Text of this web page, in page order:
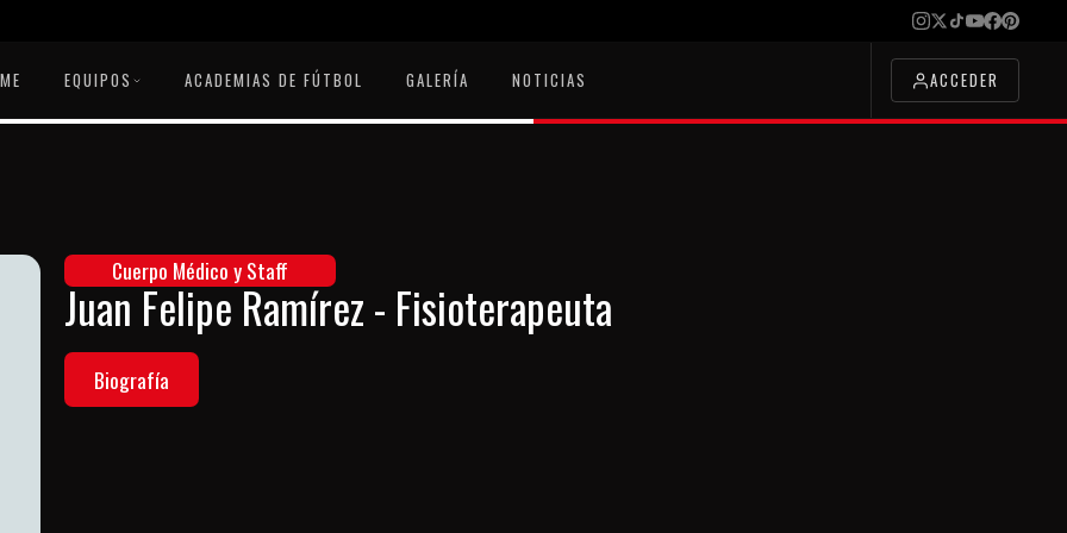
EQUIPOS ACADEMIAS DE FÚTBOL GALERÍA NOTICIAS ACCEDER
Cuerpo Médico y Staff
Juan Felipe Ramírez - Fisioterapeuta
Biografía